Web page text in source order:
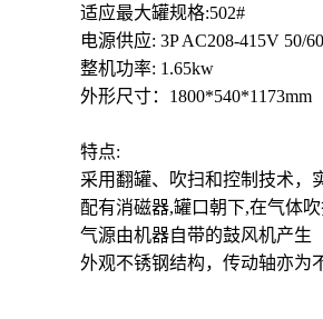
适应最大罐规格:502#
电源供应: 3P AC208-415V 50/
整机功率: 1.65kw
外形尺寸：1800*540*1173mm
特点:
采用翻罐、吹扫和控制技术，
配有消磁器,罐口朝下,在气体
气源由机器自带的鼓风机产生
外观不锈钢结构，传动轴亦为